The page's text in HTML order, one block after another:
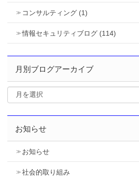
コンサルティング (1)
情報セキュリティブログ (114)
月別ブログアーカイブ
お知らせ
お知らせ
社会的取り組み